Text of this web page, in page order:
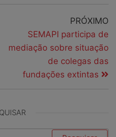
PRÓXIMO
SEMAPI participa de
mediação sobre situação
de colegas das
fundações extintas